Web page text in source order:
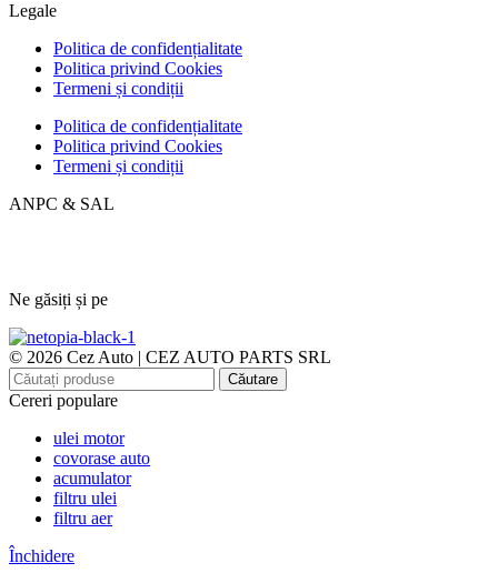
Legale
Politica de confidențialitate
Politica privind Cookies
Termeni și condiții
Politica de confidențialitate
Politica privind Cookies
Termeni și condiții
ANPC & SAL
Ne găsiți și pe
© 2026 Cez Auto | CEZ AUTO PARTS SRL
Căutare
Cereri populare
ulei motor
covorase auto
acumulator
filtru ulei
filtru aer
Închidere